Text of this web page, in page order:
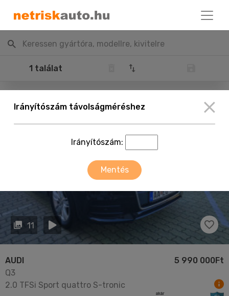
Keressen gyártóra, modellre, kivitelre
1 találat
11
AUDI
5 990 000Ft
Q3
2.0 TFSi Sport quattro S-tronic
Irányítószám távolságméréshez
Irányítószám:
Mentés